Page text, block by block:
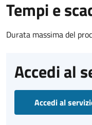
Tempi e
Durata massima del
Accedi al
Accedi al